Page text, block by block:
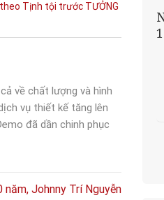
theo Tịnh tội trước TƯỞNG
về chất lượng và hình
vụ thiết kế tăng lên
đã dần chinh phục
Johnny Trí Nguyễn